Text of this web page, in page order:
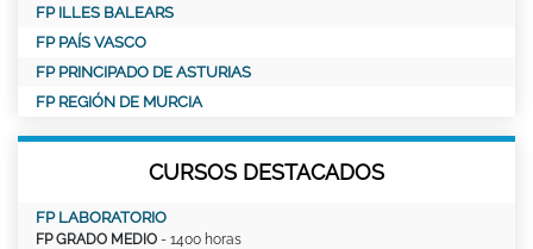
FP ILLES BALEARS
FP PAÍS VASCO
FP PRINCIPADO DE ASTURIAS
FP REGIÓN DE MURCIA
CURSOS DESTACADOS
FP LABORATORIO
FP GRADO MEDIO - 1400 horas